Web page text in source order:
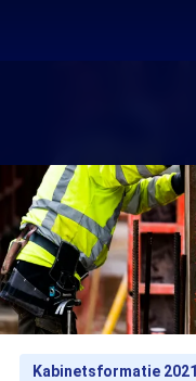
Kabinetsformatie 2021